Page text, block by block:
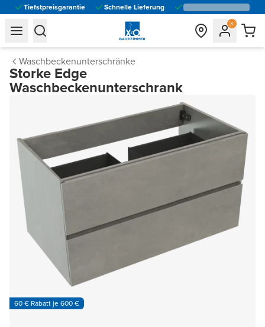
Tiefstpreisgarantie Schnelle Lieferung
general.navigation.toggle_menu.label
general.navigation.toggle_menu.label
Waschbeckenunterschränke
Storke Edge
Waschbeckenunterschrank
60 € Rabatt je 600 €